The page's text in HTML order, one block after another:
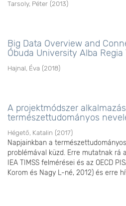
Tarsoly, Péter (2013)
Big Data Overview and
Óbuda University Alba
Hajnal, Éva (2018)
A projektmódszer
természettudományos
Hégető, Katalin (2017)
Napjainkban a
problémával küzd. Erre mutatnak rá
IEA TIMSS felmérései és az OECD
Korom és Nagy L-né, 2012) és erre